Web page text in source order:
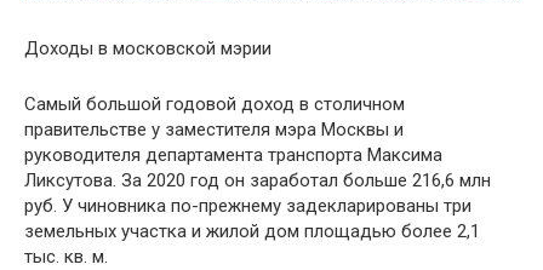
Доходы в московской мэрии
Самый большой годовой доход в столичном
правительстве у заместителя мэра Москвы и
руководителя департамента транспорта Максима
Ликсутова. За 2020 год он заработал больше 216,6 млн
руб. У чиновника по-прежнему задекларированы три
земельных участка и жилой дом площадью более 2,1
тыс. кв. м.